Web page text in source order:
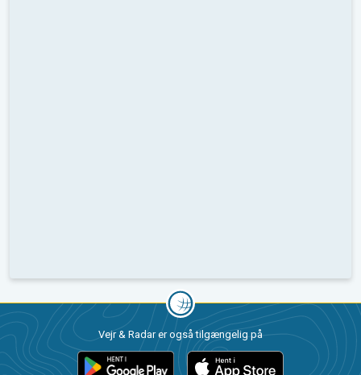
Vejr & Radar er også tilgængelig på